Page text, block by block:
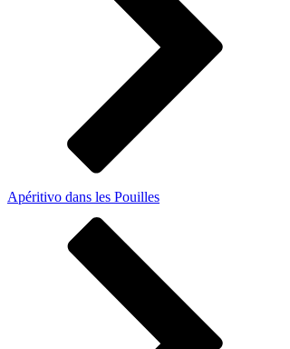
Apéritivo dans les Pouilles